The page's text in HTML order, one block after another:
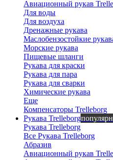
Авиационный рукав
Для воды
Для воздуха
Дренажные рукава
Маслобензостойкие
Морские рукава
Пищевые шланги
Рукава для краски
Рукава для пара
Рукава для сварки
Химические рукава
Еще
Компенсаторы Trelleborg
Рукава Trelleborg
Рукава Trelleborg
Все Рукава Trelleborg
Абразив
Авиационный рукав